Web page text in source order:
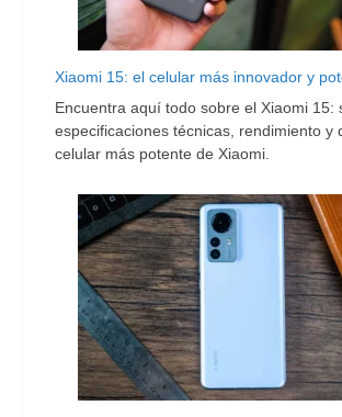
Xiaomi 15: el celular más innovador y
Encuentra aquí todo sobre el Xiaomi 15:
especificaciones técnicas, rendimiento y
celular más potente de Xiaomi.